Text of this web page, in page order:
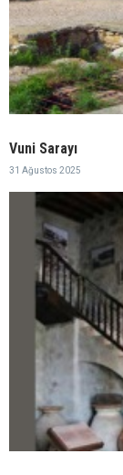
Vuni Sarayı
31 Ağustos 2025